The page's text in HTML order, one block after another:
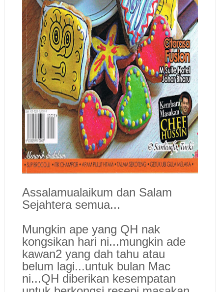
Assalamualaikum dan Salam
Sejahtera semua...
Mungkin ape yang QH nak
kongsikan hari ni...mungkin ade
kawan2 yang dah tahu atau
belum lagi...untuk bulan Mac
ni...QH diberikan kesempatan